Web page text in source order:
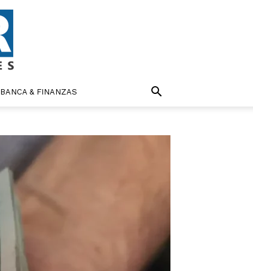
BANCA & FINANZAS